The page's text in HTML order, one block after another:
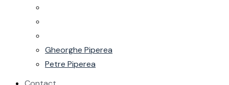
Gheorghe Piperea
Petre Piperea